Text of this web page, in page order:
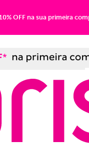
OFF na sua primeira